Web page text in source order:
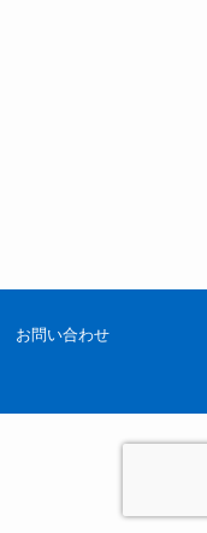
お問い合わせ